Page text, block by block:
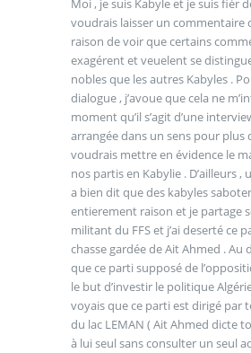
Moi , je suis Kabyle et je suis fièr
voudrais laisser un commentaire
raison de voir que certains
exagérent et veuelent se
nobles que les autres Kabyles .
dialogue , j’avoue que cela ne
moment qu’il s’agit d’une
arrangée dans un sens pour plus
voudrais mettre en évidence le
nos partis en Kabylie . D’ailleurs
a bien dit que des kabyles
entierement raison et je partage
militant du FFS et j’ai deserté ce
chasse gardée de Ait Ahmed .
que ce parti supposé de
le but d’investir le politique
voyais que ce parti est dirigé par
du lac LEMAN ( Ait Ahmed dicte
à lui seul sans consulter un seul